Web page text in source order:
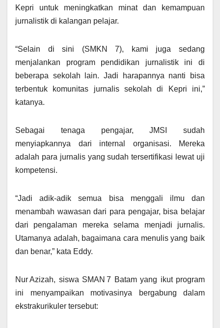
Kepri untuk meningkatkan minat dan kemampuan
jurnalistik di kalangan pelajar.
“Selain di sini (SMKN 7), kami juga sedang
menjalankan program pendidikan jurnalistik ini di
beberapa sekolah lain. Jadi harapannya nanti bisa
terbentuk komunitas jurnalis sekolah di Kepri ini,”
katanya.
Sebagai tenaga pengajar, JMSI sudah
menyiapkannya dari internal organisasi. Mereka
adalah para jurnalis yang sudah tersertifikasi lewat uji
kompetensi.
“Jadi adik-adik semua bisa menggali ilmu dan
menambah wawasan dari para pengajar, bisa belajar
dari pengalaman mereka selama menjadi jurnalis.
Utamanya adalah, bagaimana cara menulis yang baik
dan benar,” kata Eddy.
Nur Azizah, siswa SMAN 7 Batam yang ikut program
ini menyampaikan motivasinya bergabung dalam
ekstrakurikuler tersebut: